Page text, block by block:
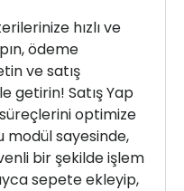
hızlı ve
ödeme
ve satış
getirin! Satış Yap
optimize
modül sayesinde,
bir şekilde işlem
sepete ekleyip,